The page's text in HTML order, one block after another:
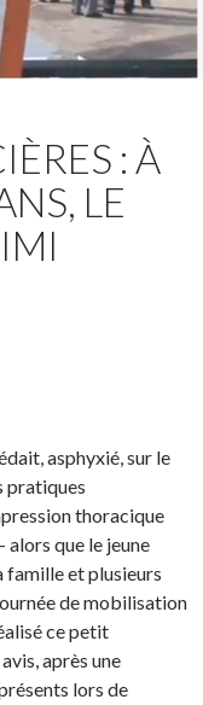
: À
LE
asphyxié, sur le
pratiques
thoracique
alors que le jeune
famille et plusieurs
de mobilisation
ce petit
après une
lors de